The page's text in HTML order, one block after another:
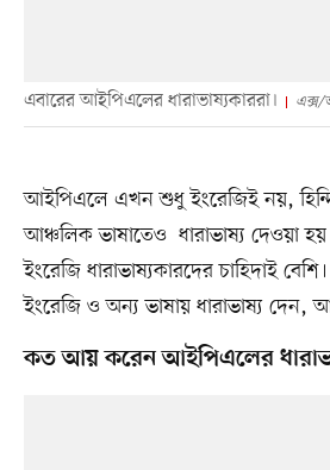
এবারের আইপিএলের ধারাভাষ্যকাররা।
আইপিএলে এখন শুধু ইংরেজিই নয়,
আঞ্চলিক ভাষাতেও ধারাভাষ্য দেওয়া
ইংরেজি ধারাভাষ্যকারদের চাহিদাই
ইংরেজি ও অন্য ভাষায় ধারাভাষ্য দেন,
কত আয় করেন আইপিএলের